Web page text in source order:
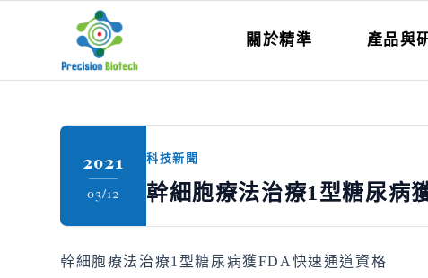
關於精準 產品與
2021
03/12
科技新聞
幹細胞療法治療1型糖尿病
幹細胞療法治療1型糖尿病獲FDA快速通道資格